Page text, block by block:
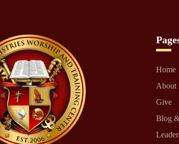
Home
About
Give
Blog